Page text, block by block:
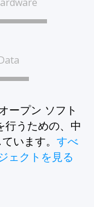
ープン ソフト
行うための、中
います。 すべ
ェクトを見る